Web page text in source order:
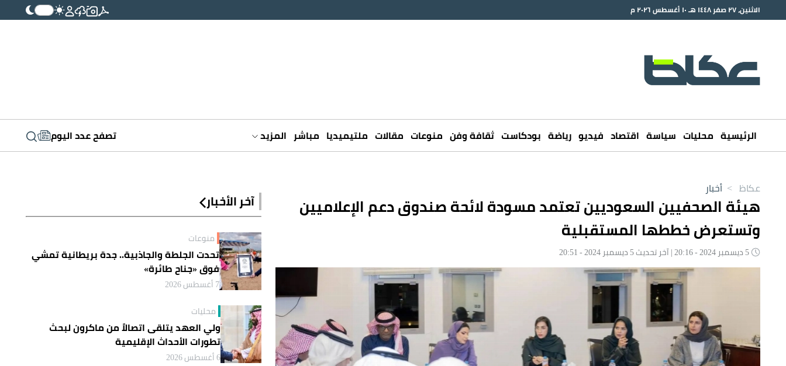
الاثنين، ٢٧ صفر ١٤٤٨ هـ ١٠ أغسطس ٢٠٢٦ م
الرئيسية محليات سياسة اقتصاد فيديو رياضة بودكاست ثقافة وفن منوعات مقالات ملتيميديا مباشر المزيد تصفح عدد اليوم
عكاظ > أخبار
هيئة الصحفيين السعوديين تعتمد مسودة لائحة صندوق دعم الإعلاميين
وتستعرض خططها المستقبلية
آخر الأخبار
منوعات
تحدت الجلطة والجاذبية.. جدة بريطانية تمشي
فوق «جناح طائرة»
7 أغسطس 2026
محليات
ولي العهد يتلقى اتصالاً من ماكرون لبحث
تطورات الأحداث الإقليمية
6 أغسطس 2026